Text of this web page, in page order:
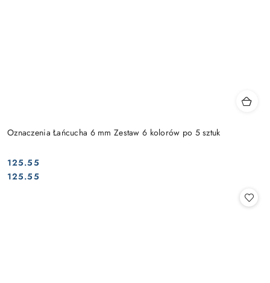
Oznaczenia Łańcucha 6 mm Zestaw 6 kolorów po 5 sztuk
Cena:
125.55
Cena:
125.55